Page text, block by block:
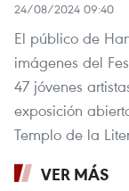
24/08/2024 09:40
El público de
imágenes del
47 jóvenes
exposición
Templo de la
VER MÁS